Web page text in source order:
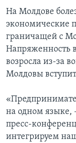
На Молдове
экономические
граничащей с
Напряженность
возросла из-за
Молдовы
на одном языке,
пресс-
интегрируем